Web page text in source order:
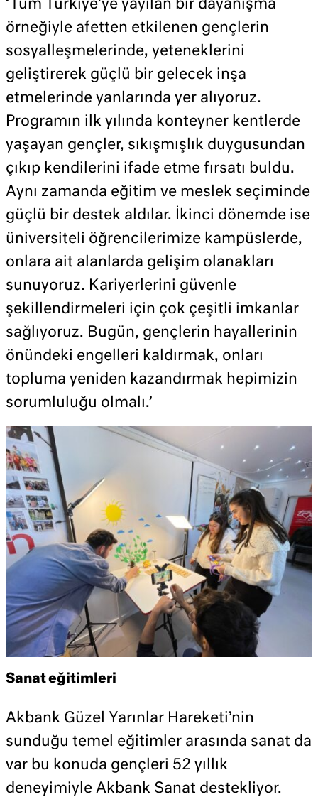
‘Tüm Türkiye’ye yayılan bir dayanışma
örneğiyle afetten etkilenen gençlerin
sosyalleşmelerinde, yeteneklerini
geliştirerek güçlü bir gelecek inşa
etmelerinde yanlarında yer alıyoruz.
Programın ilk yılında konteyner kentlerde
yaşayan gençler, sıkışmışlık duygusundan
çıkıp kendilerini ifade etme fırsatı buldu.
Aynı zamanda eğitim ve meslek seçiminde
güçlü bir destek aldılar. İkinci dönemde ise
üniversiteli öğrencilerimize kampüslerde,
onlara ait alanlarda gelişim olanakları
sunuyoruz. Kariyerlerini güvenle
şekillendirmeleri için çok çeşitli imkanlar
sağlıyoruz. Bugün, gençlerin hayallerinin
önündeki engelleri kaldırmak, onları
topluma yeniden kazandırmak hepimizin
sorumluluğu olmalı.’
Sanat eğitimleri
Akbank Güzel Yarınlar Hareketi’nin
sunduğu temel eğitimler arasında sanat da
var bu konuda gençleri 52 yıllık
deneyimiyle Akbank Sanat destekliyor.